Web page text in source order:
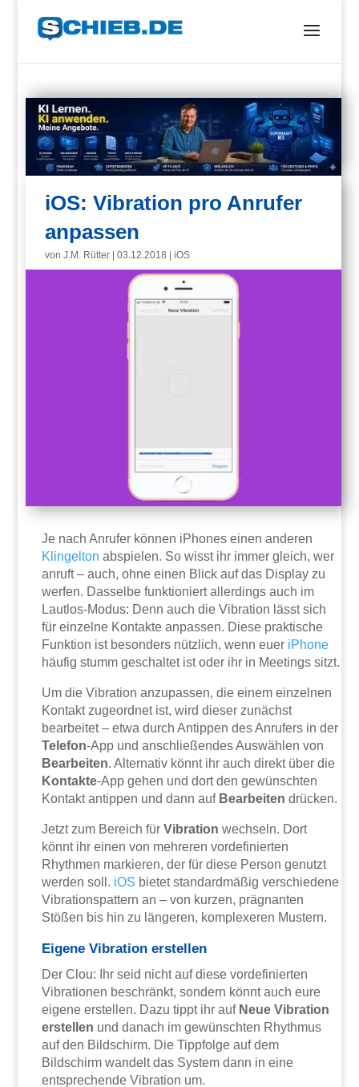
iOS: Vibration pro Anrufer
anpassen
vonJ.M. Rütter |03.12.2018 |iOS
Je nach Anrufer können iPhones einen anderen
Klingelton abspielen. So wisst ihr immer gleich, wer
anruft – auch, ohne einen Blick auf das Display zu
werfen. Dasselbe funktioniert allerdings auch im
Lautlos-Modus: Denn auch die Vibration lässt sich
für einzelne Kontakte anpassen. Diese praktische
Funktion ist besonders nützlich, wenn euer iPhone
häufig stumm geschaltet ist oder ihr in Meetings sitzt.
Um die Vibration anzupassen, die einem einzelnen
Kontakt zugeordnet ist, wird dieser zunächst
bearbeitet – etwa durch Antippen des Anrufers in der
Telefon-App und anschließendes Auswählen von
Bearbeiten. Alternativ könnt ihr auch direkt über die
Kontakte-App gehen und dort den gewünschten
Kontakt antippen und dann auf Bearbeiten drücken.
Jetzt zum Bereich fürVibration wechseln. Dort
könnt ihr einen von mehreren vordefinierten
Rhythmen markieren, der für diese Person genutzt
werden soll. iOS bietet standardmäßig verschiedene
Vibrationspattern an – von kurzen, prägnanten
Stößen bis hin zu längeren, komplexeren Mustern.
Eigene Vibration erstellen
Der Clou: Ihr seid nicht auf diese vordefinierten
Vibrationen beschränkt, sondern könnt auch eure
eigene erstellen. Dazu tippt ihr auf Neue Vibration
erstellen und danach im gewünschten Rhythmus
auf den Bildschirm. Die Tippfolge auf dem
Bildschirm wandelt das System dann in eine
entsprechende Vibration um.